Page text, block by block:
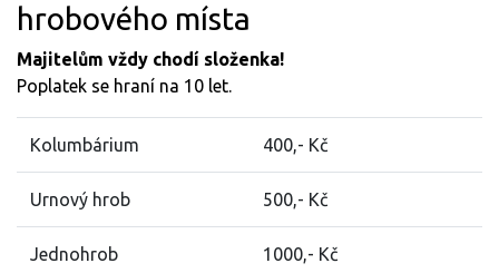
hrobového místa
Majitelům vždy chodí složenka!
Poplatek se hraní na 10 let.
Kolumbárium 400,- Kč
Urnový hrob 500,- Kč
Jednohrob 1000,- Kč